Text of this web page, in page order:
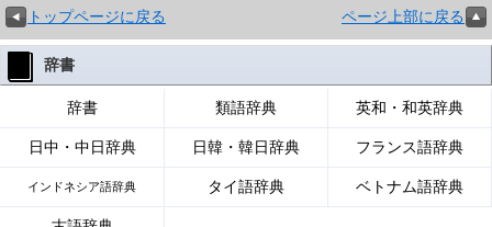
トップページに戻る ページ上部に戻る
辞書
辞書 類語辞典 英和・和英辞典
日中・中日辞典 日韓・韓日辞典 フランス語辞典
インドネシア語辞典 タイ語辞典 ベトナム語辞典